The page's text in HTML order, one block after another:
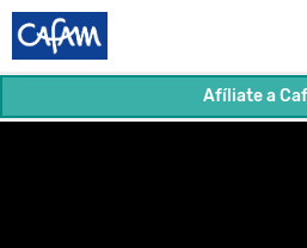
Afíliate a